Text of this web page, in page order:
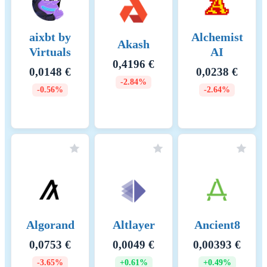
projects, ensuring Energi’s
growth and development over
time The crypto-asset's
Proof-of-Stake (PoS)
consensus mechanism,
introduced with The Merge in
2022, replaces mining with
every block a validator is
randomly chosen to propose
the next block. Once
verify the blocks integrity.
The network operates on a
slot and epoch system, where
every 12 seconds, and
finalization occurs after two
epochs (~12.8 minutes) using
Casper-FFG. The Beacon
aixbt by
Virtuals
0,0148 €
-0.56%
Akash
0,4196 €
-2.84%
Alchemist
AI
0,0238 €
-2.64%
Algorand
0,0753 €
-3.65%
Altlayer
0,0049 €
+0.61%
Ancient8
0,00393 €
+0.49%